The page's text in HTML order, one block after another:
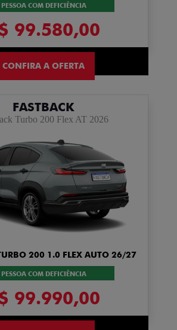
PESSOA COM DEFICIÊNCIA
99.580,00
CONFIRA A OFERTA
FASTBACK
Turbo 200 Flex AT 2026
200 1.0 FLEX AUTO 26/27
PESSOA COM DEFICIÊNCIA
99.990,00